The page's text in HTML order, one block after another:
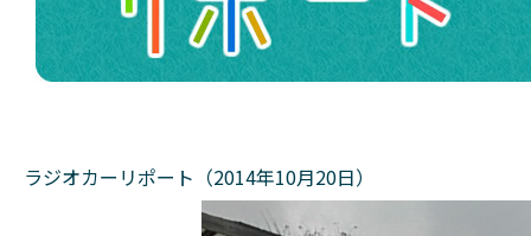
ラジオカーリポート（2014年10月20日）